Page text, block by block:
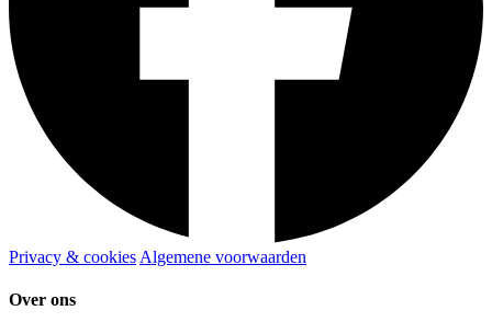
Privacy & cookies Algemene voorwaarden
Over ons